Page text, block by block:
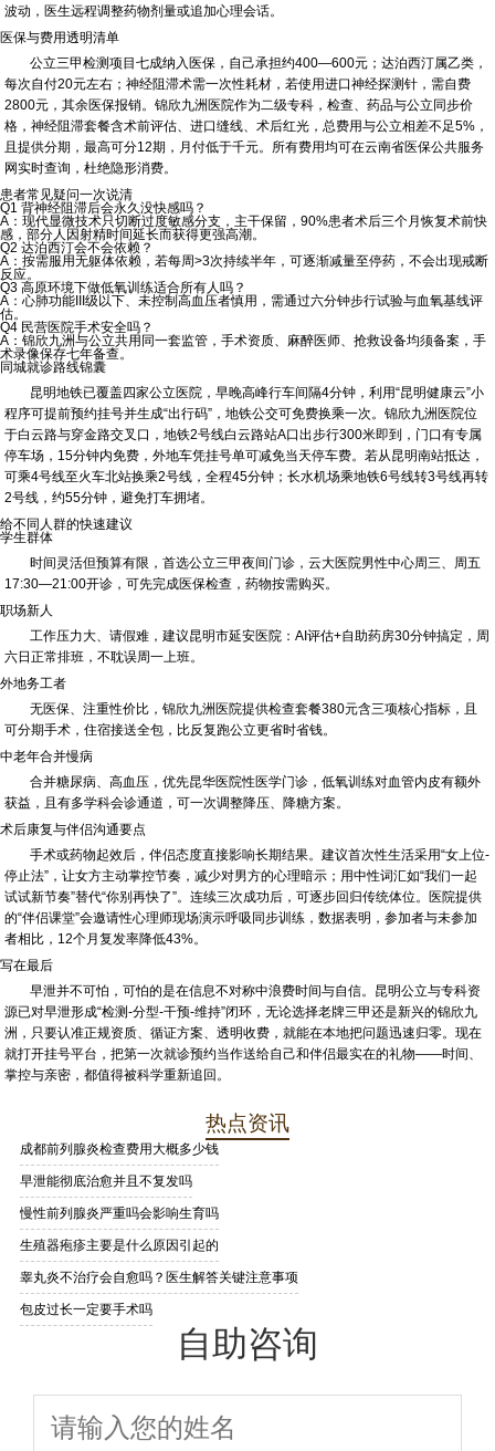
波动，医生远程调整药物剂量或追加心理会话。
医保与费用透明清单
公立三甲检测项目七成纳入医保，自己承担约400—600元；达泊西汀属乙类，
每次自付20元左右；神经阻滞术需一次性耗材，若使用进口神经探测针，需自费
2800元，其余医保报销。锦欣九洲医院作为二级专科，检查、药品与公立同步价
格，神经阻滞套餐含术前评估、进口缝线、术后红光，总费用与公立相差不足5%，
且提供分期，最高可分12期，月付低于千元。所有费用均可在云南省医保公共服务
网实时查询，杜绝隐形消费。
患者常见疑问一次说清
Q1 背神经阻滞后会永久没快感吗？
A：现代显微技术只切断过度敏感分支，主干保留，90%患者术后三个月恢复术前快
感，部分人因射精时间延长而获得更强高潮。
Q2 达泊西汀会不会依赖？
A：按需服用无躯体依赖，若每周>3次持续半年，可逐渐减量至停药，不会出现戒断
反应。
Q3 高原环境下做低氧训练适合所有人吗？
A：心肺功能III级以下、未控制高血压者慎用，需通过六分钟步行试验与血氧基线评
估。
Q4 民营医院手术安全吗？
A：锦欣九洲与公立共用同一套监管，手术资质、麻醉医师、抢救设备均须备案，手
术录像保存七年备查。
同城就诊路线锦囊
昆明地铁已覆盖四家公立医院，早晚高峰行车间隔4分钟，利用“昆明健康云”小
程序可提前预约挂号并生成“出行码”，地铁公交可免费换乘一次。锦欣九洲医院位
于白云路与穿金路交叉口，地铁2号线白云路站A口出步行300米即到，门口有专属
停车场，15分钟内免费，外地车凭挂号单可减免当天停车费。若从昆明南站抵达，
可乘4号线至火车北站换乘2号线，全程45分钟；长水机场乘地铁6号线转3号线再转
2号线，约55分钟，避免打车拥堵。
给不同人群的快速建议
学生群体
时间灵活但预算有限，首选公立三甲夜间门诊，云大医院男性中心周三、周五
17:30—21:00开诊，可先完成医保检查，药物按需购买。
职场新人
工作压力大、请假难，建议昆明市延安医院：AI评估+自助药房30分钟搞定，周
六日正常排班，不耽误周一上班。
外地务工者
无医保、注重性价比，锦欣九洲医院提供检查套餐380元含三项核心指标，且
可分期手术，住宿接送全包，比反复跑公立更省时省钱。
中老年合并慢病
合并糖尿病、高血压，优先昆华医院性医学门诊，低氧训练对血管内皮有额外
获益，且有多学科会诊通道，可一次调整降压、降糖方案。
术后康复与伴侣沟通要点
手术或药物起效后，伴侣态度直接影响长期结果。建议首次性生活采用“女上位-
停止法”，让女方主动掌控节奏，减少对男方的心理暗示；用中性词汇如“我们一起
试试新节奏”替代“你别再快了”。连续三次成功后，可逐步回归传统体位。医院提供
的“伴侣课堂”会邀请性心理师现场演示呼吸同步训练，数据表明，参加者与未参加
者相比，12个月复发率降低43%。
写在最后
早泄并不可怕，可怕的是在信息不对称中浪费时间与自信。昆明公立与专科资
源已对早泄形成“检测-分型-干预-维持”闭环，无论选择老牌三甲还是新兴的锦欣九
洲，只要认准正规资质、循证方案、透明收费，就能在本地把问题迅速归零。现在
就打开挂号平台，把第一次就诊预约当作送给自己和伴侣最实在的礼物——时间、
掌控与亲密，都值得被科学重新追回。
热点资讯
成都前列腺炎检查费用大概多少钱
早泄能彻底治愈并且不复发吗
慢性前列腺炎严重吗会影响生育吗
生殖器疱疹主要是什么原因引起的
睾丸炎不治疗会自愈吗？医生解答关键注意事项
包皮过长一定要手术吗
自助咨询